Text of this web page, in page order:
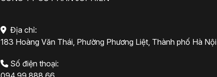
Địa chỉ:
183 Hoàng Văn Thái, Phường Phương Liệt, Thành phố Hà Nội
Số điện thoại: